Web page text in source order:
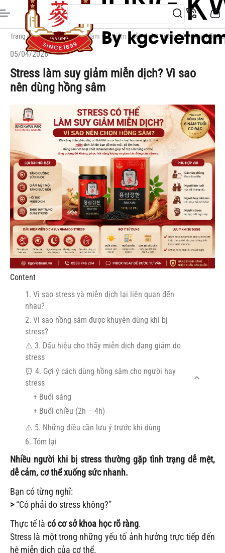
Trang chủ / Blogs / Stress làm suy giảm miễn dịch? Vì sao nên dùng hồng
05/04/2026
Stress làm suy giảm miễn dịch? Vì sao
nên dùng hồng sâm
Content
1. Vì sao stress và miễn dịch lại liên quan đến
nhau?
2. Vì sao hồng sâm được khuyên dùng khi bị
stress?
⚠️ 3. Dấu hiệu cho thấy miễn dịch đang giảm do
stress
⏰ 4. Gợi ý cách dùng hồng sâm cho người hay
stress
+ Buổi sáng
+ Buổi chiều (2h – 4h)
⚠️ 5. Những điều cần lưu ý trước khi dùng
6. Tóm lại
Nhiều người khi bị stress thường gặp tình trạng dễ mệt,
dễ cảm, cơ thể xuống sức nhanh.
Bạn có từng nghĩ:
>“Có phải do stress không?”
Thực tế là có cơ sở khoa học rõ ràng.
Stress là một trong những yếu tố ảnh hưởng trực tiếp đến
hệ miễn dịch của cơ thể.